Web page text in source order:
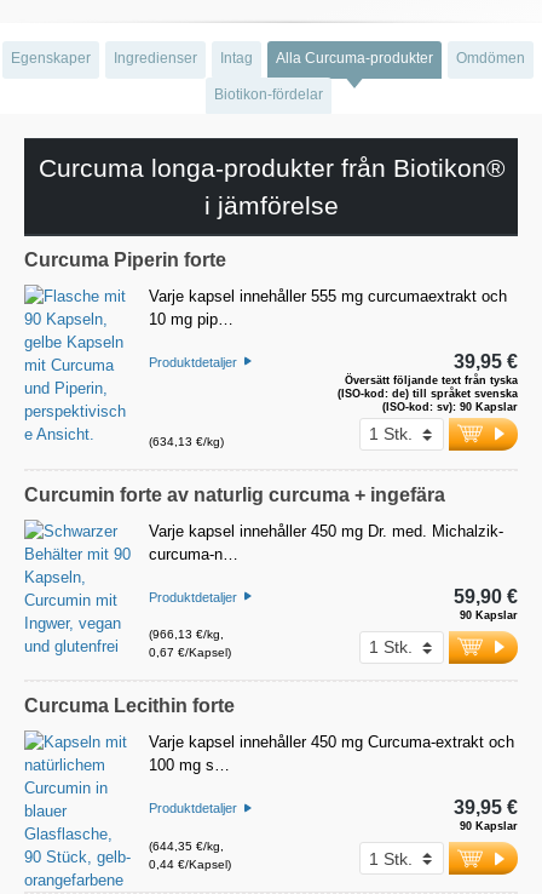
Egenskaper Ingredienser Intag Alla Curcuma-produkter Omdömen
Biotikon-fördelar
Curcuma longa-produkter från Biotikon®
i jämförelse
Curcuma Piperin forte
Varje kapsel innehåller 555 mg curcumaextrakt och
10 mg pip…
Produktdetaljer
(634,13 €/kg)
Översätt följande text från tyska
(ISO-kod: de) till språket svenska
(ISO-kod: sv): 90 Kapslar
39,95 €
Curcumin forte av naturlig curcuma + ingefära
Varje kapsel innehåller 450 mg Dr. med. Michalzik-
curcuma-n…
Produktdetaljer
(966,13 €/kg,
0,67 €/Kapsel)
90 Kapslar
59,90 €
Curcuma Lecithin forte
Varje kapsel innehåller 450 mg Curcuma-extrakt och
100 mg s…
Produktdetaljer
(644,35 €/kg,
0,44 €/Kapsel)
90 Kapslar
39,95 €